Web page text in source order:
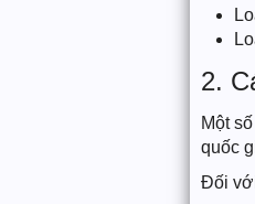
2.
Một
quốc
Đối